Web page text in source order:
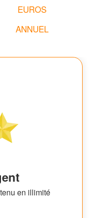
EUROS
ANNUEL
en illimité